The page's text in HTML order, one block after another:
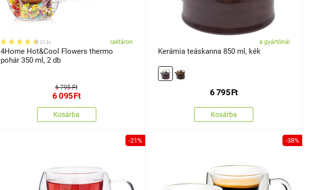
213x raktáron
4Home Hot&Cool Flowers thermo
pohár 350 ml, 2 db
6 795 Ft
6 095Ft
Kosárba
a gyártónál
Kerámia teáskanna 850 ml, kék
6 795Ft
Kosárba
-21% -38%